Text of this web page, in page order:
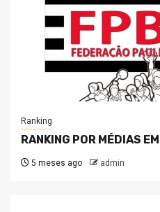
Ranking
RANKING POR MÉDIAS
5 meses ago admin